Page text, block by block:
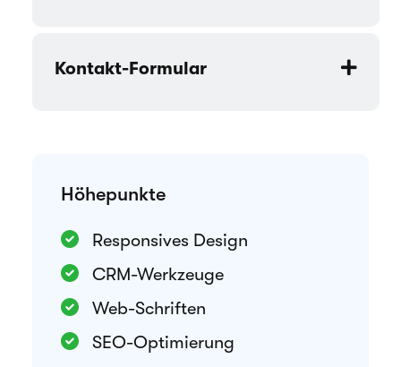
Kontakt-Formular
Höhepunkte
Responsives Design
CRM-Werkzeuge
Web-Schriften
SEO-Optimierung